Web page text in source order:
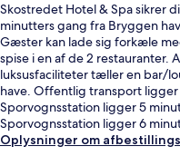
Skostredet Hotel & Spa sikrer
minutters gang fra Bryggen
Gæster kan lade sig forkæle
spise i en af de 2
luksusfaciliteter tæller en bar/
have. Offentlig transport
Sporvognsstation ligger 5
Sporvognsstation ligger 6
Oplysninger om